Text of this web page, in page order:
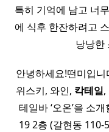
특히 기억에 남고 너
에 식후 한잔하려고
낭낭한
안녕하세요!떤미입
위스키, 와인, 칵테일,
테일바 ‘오온’을 소
19 2층 (갈현동 110-